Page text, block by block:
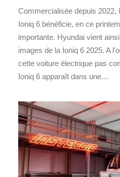
Commercialisée depuis 2022,
Ioniq 6 bénéficie, en ce
importante. Hyundai vient
images de la Ioniq 6 2025. A
cette voiture électrique pas
Ioniq 6 apparaît dans une…